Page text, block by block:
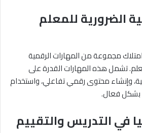
الضرورية للمعلم
مجموعة من المهارات الرقمية
تشمل هذه المهارات القدرة على
وإنشاء محتوى رقمي تفاعلي، واستخدام
بشكل فعال.
في التدريس والتقييم